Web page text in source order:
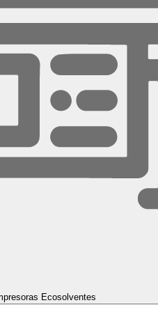
Ecosolventes